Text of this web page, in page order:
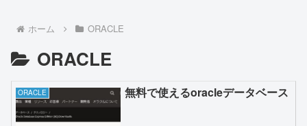
ホーム ORACLE
ORACLE
ORACLE 無料で使えるoracleデータベース